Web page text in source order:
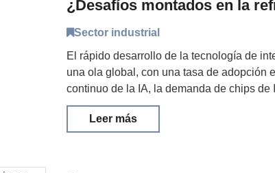
Sector industrial
El rápido desarrollo de la tecnología de
una ola global, con una tasa de adopción
continuo de la IA, la demanda de chips de
Leer más